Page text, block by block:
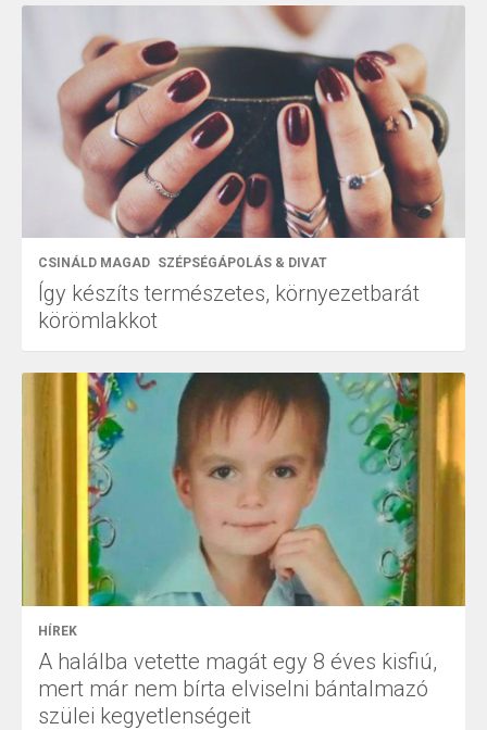
CSINÁLD MAGAD SZÉPSÉGÁPOLÁS & DIVAT
Így készíts természetes, környezetbarát
körömlakkot
HÍREK
A halálba vetette magát egy 8 éves kisfiú,
mert már nem bírta elviselni bántalmazó
szülei kegyetlenségeit